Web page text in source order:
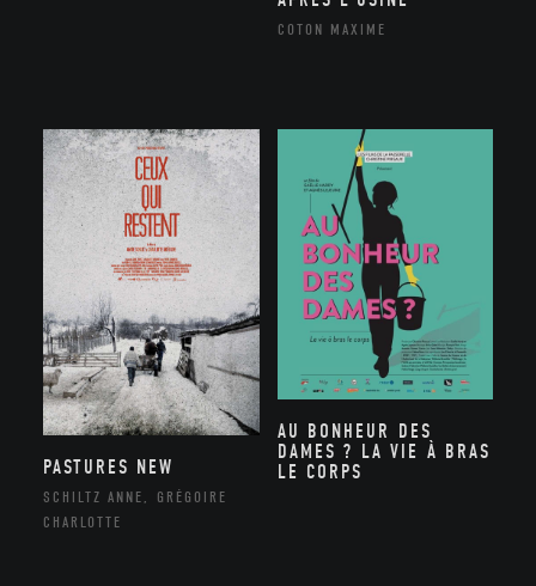
COTON MAXIME
PASTURES NEW
SCHILTZ ANNE, GRÉGOIRE
CHARLOTTE
AU BONHEUR DES
DAMES ? LA VIE À BRAS
LE CORPS